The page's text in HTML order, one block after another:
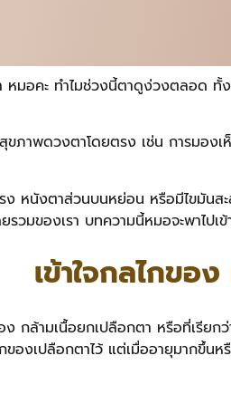
มอคะ ทำไมช่วงนี้ตาดูง่วงตลอด
ภาพดวงตาโดยตรง เช่น การมอง
หนังตาส่วนบนหย่อน หรือมีไขมันสะ
รวมของเรา บทความนี้หมอจะพาไ
เข้าใจกลไกขอ
กล้ามเนื้อยกเปลือกตา หรือที่เรียกว่
งเปลือกตาไว้ แต่เมื่ออายุมากขึ้